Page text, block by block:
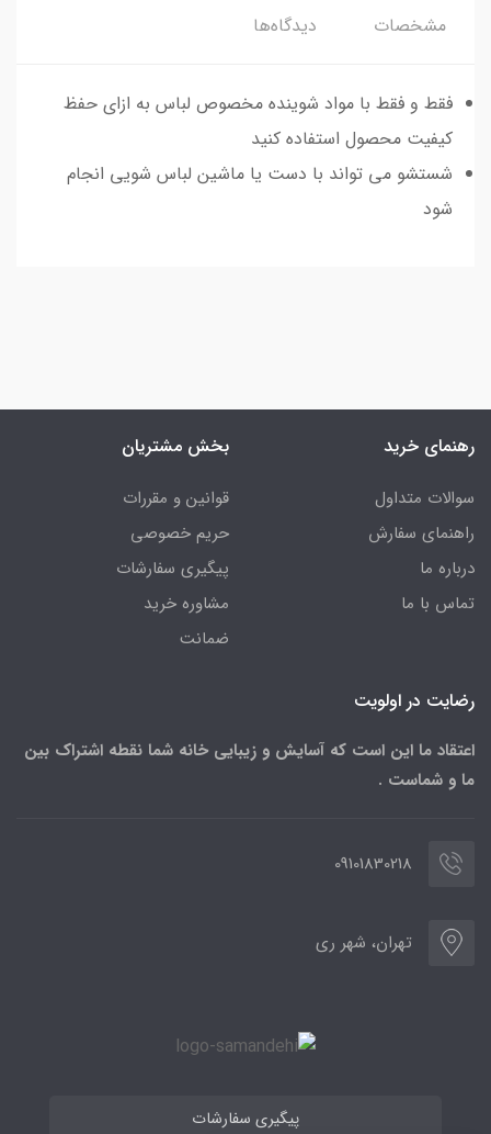
مشخصات دیدگاه‌ها
فقط و فقط با مواد شوینده مخصوص لباس به ازای حفظ
کیفیت محصول استفاده کنید
شستشو می تواند با دست یا ماشین لباس شویی انجام
شود
رهنمای خرید
سوالات متداول
راهنمای سفارش
درباره ما
تماس با ما
بخش مشتریان
قوانین و مقررات
حریم خصوصی
پیگیری سفارشات
مشاوره خرید
ضمانت
رضایت در اولویت
اعتقاد ما این است که آسایش و زیبایی خانه شما نقطه اشتراک بین
ما و شماست .
09101830218
تهران، شهر ری
پیگیری سفارشات